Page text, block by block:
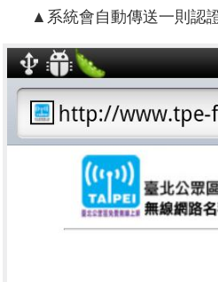
▲系統會自動傳送一則認